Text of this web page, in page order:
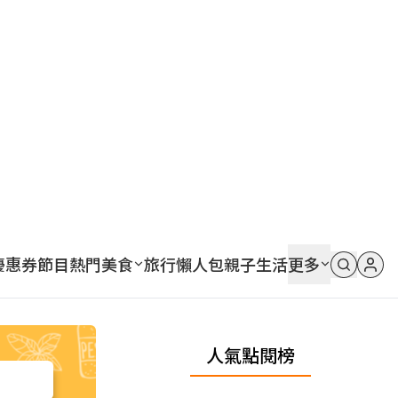
惠券節目熱門美食 旅行懶人包親子生活更多
人氣點閱榜